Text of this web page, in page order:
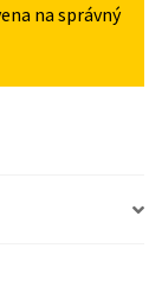
na správný